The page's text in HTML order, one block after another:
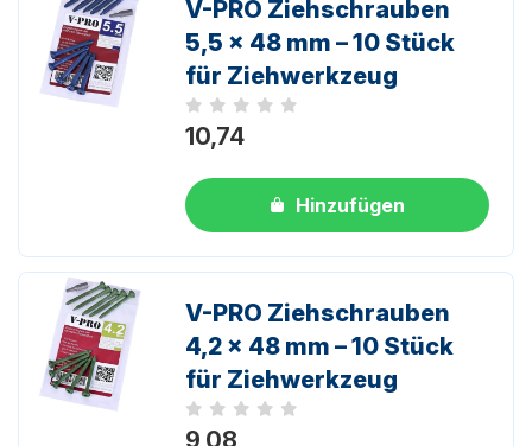
V-PRO Ziehschrauben
5,5 x 48 mm – 10 Stück
für Ziehwerkzeug
Noch keine Bewertungen
10,74
Hinzufügen
V-PRO Ziehschrauben
4,2 x 48 mm – 10 Stück
für Ziehwerkzeug
Noch keine Bewertungen
9,08